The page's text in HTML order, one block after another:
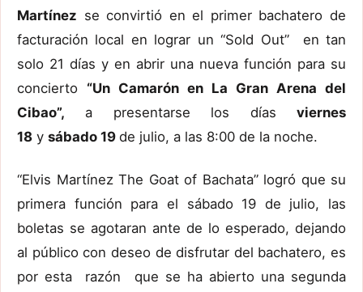
Martínez se convirtió en el primer bachatero de
facturación local en lograr un “Sold Out” en tan
solo 21 días y en abrir una nueva función para su
concierto “Un Camarón en La Gran Arena del
Cibao”, a presentarse los días viernes
18 y sábado 19 de julio, a las 8:00 de la noche.
“Elvis Martínez The Goat of Bachata” logró que su
primera función para el sábado 19 de julio, las
boletas se agotaran ante de lo esperado, dejando
al público con deseo de disfrutar del bachatero, es
por esta razón que se ha abierto una segunda